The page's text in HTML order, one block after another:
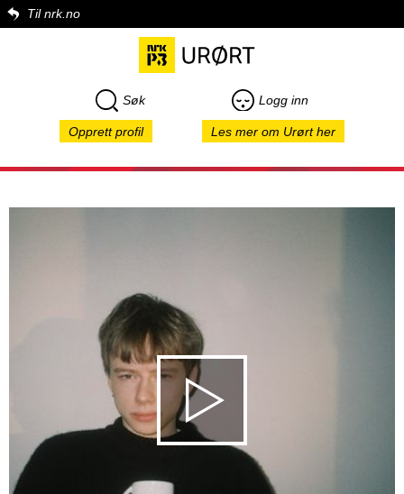
Til nrk.no
Søk Logg inn
Opprett profil Les mer om Urørt her